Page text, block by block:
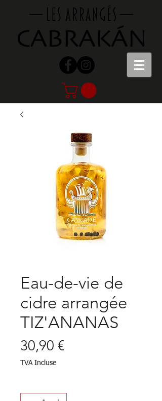
Eau-de-vie de
cidre arrangée
TIZ'ANANAS
30,90 €Prix
TVA Incluse